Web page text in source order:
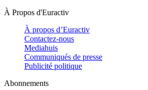
À Propos d'Euractiv
À propos d’Euractiv
Contactez-nous
Mediahuis
Communiqués de presse
Publicité politique
Abonnements